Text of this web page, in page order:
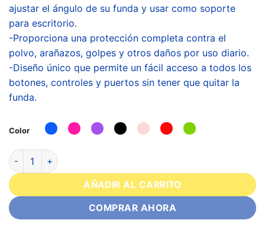
ajustar el ángulo de su funda y usar como soporte
para escritorio.
-Proporciona una protección completa contra el
polvo, arañazos, golpes y otros daños por uso diario.
-Diseño único que permite un fácil acceso a todos los
botones, controles y puertos sin tener que quitar la
funda.
Color
AÑADIR AL CARRITO
COMPRAR AHORA